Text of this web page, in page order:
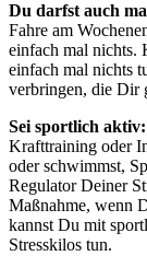
Du darfst auch
Fahre am
einfach mal nichts.
einfach mal nichts
verbringen, die Dir
Sei sportlich aktiv:
Krafttraining oder
oder schwimmst,
Regulator Deiner
Maßnahme, wenn
kannst Du mit
Stresskilos tun.